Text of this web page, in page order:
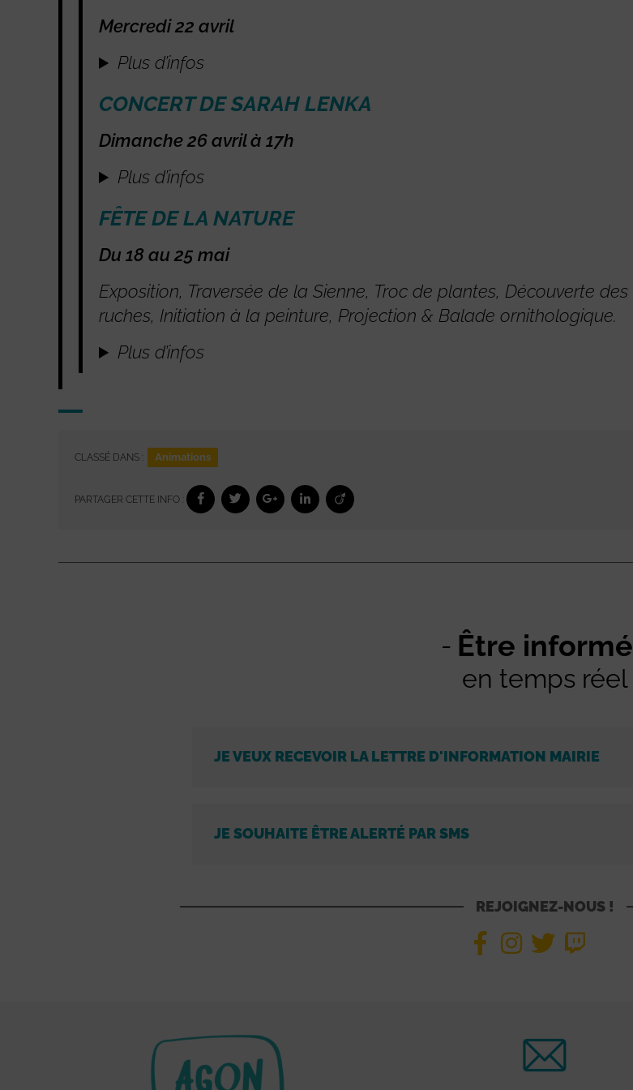
Mercredi 22 avril
Plus d’infos
CONCERT DE SARAH LENKA
Dimanche 26 avril à 17h
Plus d’infos
FÊTE DE LA NATURE
Du 18 au 25 mai
Exposition, Traversée de la Sienne, Troc de plantes, Découverte des
ruches, Initiation à la peinture, Projection & Balade ornithologique.
Plus d’infos
CLASSÉ DANS : Animations
PARTAGER CETTE INFO :
Être informé
en temps réel
JE VEUX RECEVOIR LA LETTRE D'INFORMATION MAIRIE
JE SOUHAITE ÊTRE ALERTÉ PAR SMS
REJOIGNEZ-NOUS !